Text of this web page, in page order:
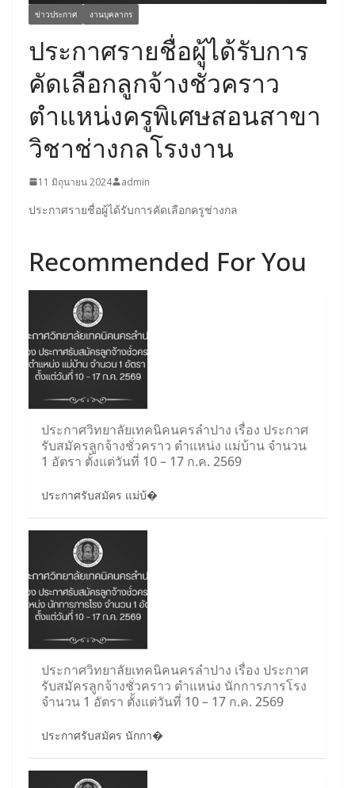
ข่าวประกาศ งานบุคลากร
ประกาศรายชื่อผู้ได้รับการ
คัดเลือกลูกจ้างชั่วคราว
ตำแหน่งครูพิเศษสอนสาขา
วิชาช่างกลโรงงาน
11 มิถุนายน 2024 admin
ประกาศรายชื่อผู้ได้รับการคัดเลือกครูช่างกล
Recommended For You
ประกาศวิทยาลัยเทคนิคนครลำปาง เรื่อง ประกาศ
รับสมัครลูกจ้างชั่วคราว ตำแหน่ง แม่บ้าน จำนวน
1 อัตรา ตั้งแต่วันที่ 10 – 17 ก.ค. 2569
ประกาศรับสมัคร แม่บ้�
ประกาศวิทยาลัยเทคนิคนครลำปาง เรื่อง ประกาศ
รับสมัครลูกจ้างชั่วคราว ตำแหน่ง นักการภารโรง
จำนวน 1 อัตรา ตั้งแต่วันที่ 10 – 17 ก.ค. 2569
ประกาศรับสมัคร นักกา�